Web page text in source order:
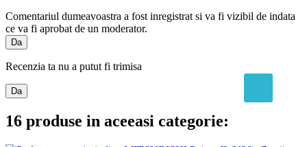
Comentariul dumeavoastra a fost inregistrat si va fi vizibil de indata
ce va fi aprobat de un moderator.
Da
Recenzia ta nu a putut fi trimisa
Da
16 produse in aceeasi categorie: